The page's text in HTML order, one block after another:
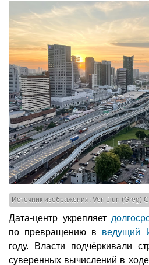
Источник изображения: Ven Jiun (Greg)
Дата-центр укрепляет
по превращению в ведущий
году. Власти подчёркивали
суверенных вычислений в